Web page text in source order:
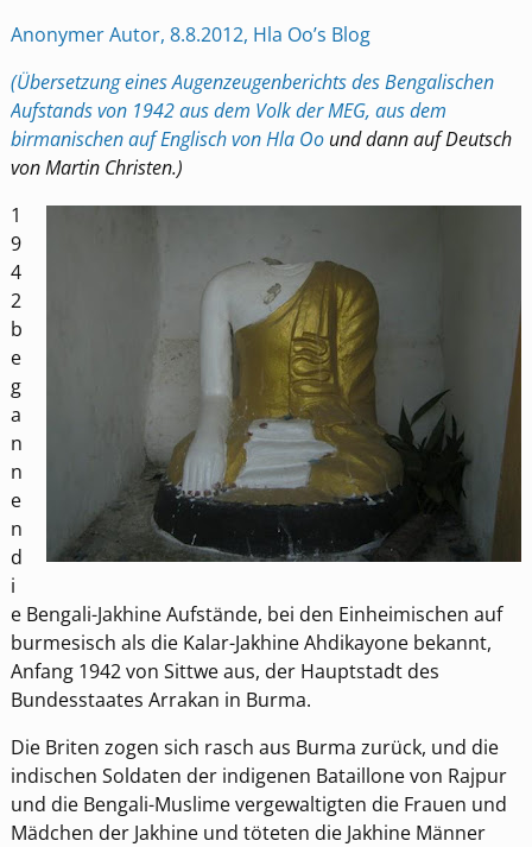
Anonymer Autor, 8.8.2012, Hla Oo’s Blog
(Übersetzung eines Augenzeugenberichts des Bengalischen
Aufstands von 1942 aus dem Volk der MEG, aus dem
birmanischen auf Englisch von Hla Oound dann auf Deutsch
von Martin Christen.)
1
9
4
2
b
e
g
a
n
n
e
n
d
i
e Bengali-Jakhine Aufstände, bei den Einheimischen auf
burmesisch als die Kalar-Jakhine Ahdikayone bekannt,
Anfang 1942 von Sittwe aus, der Hauptstadt des
Bundesstaates Arrakan in Burma.
Die Briten zogen sich rasch aus Burma zurück, und die
indischen Soldaten der indigenen Bataillone von Rajpur
und die Bengali-Muslime vergewaltigten die Frauen und
Mädchen der Jakhine und töteten die Jakhine Männer